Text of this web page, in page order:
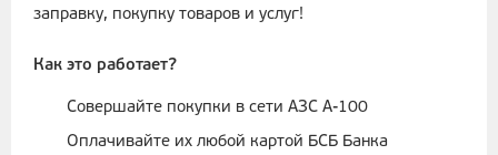
заправку, покупку товаров и услуг!
Как это работает?
Совершайте покупки в сети АЗС А-100
Оплачивайте их любой картой БСБ Банка